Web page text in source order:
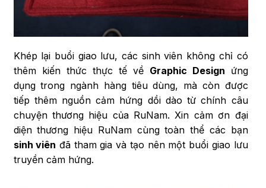
Khép lại buổi giao lưu, các sinh viên không chỉ có
thêm kiến thức thực tế về Graphic Design ứng
dụng trong ngành hàng tiêu dùng, mà còn được
tiếp thêm nguồn cảm hứng dồi dào từ chính câu
chuyện thương hiệu của RuNam. Xin cảm ơn đại
diện thương hiệu RuNam cùng toàn thể các bạn
sinh viên đã tham gia và tạo nên một buổi giao lưu
truyền cảm hứng.